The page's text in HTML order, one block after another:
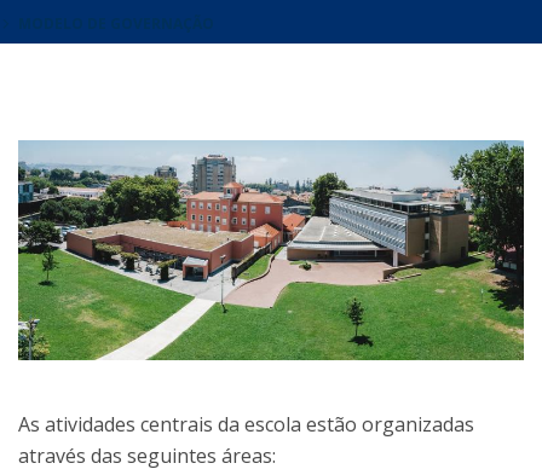
As atividades centrais da escola estão organizadas
através das seguintes áreas: